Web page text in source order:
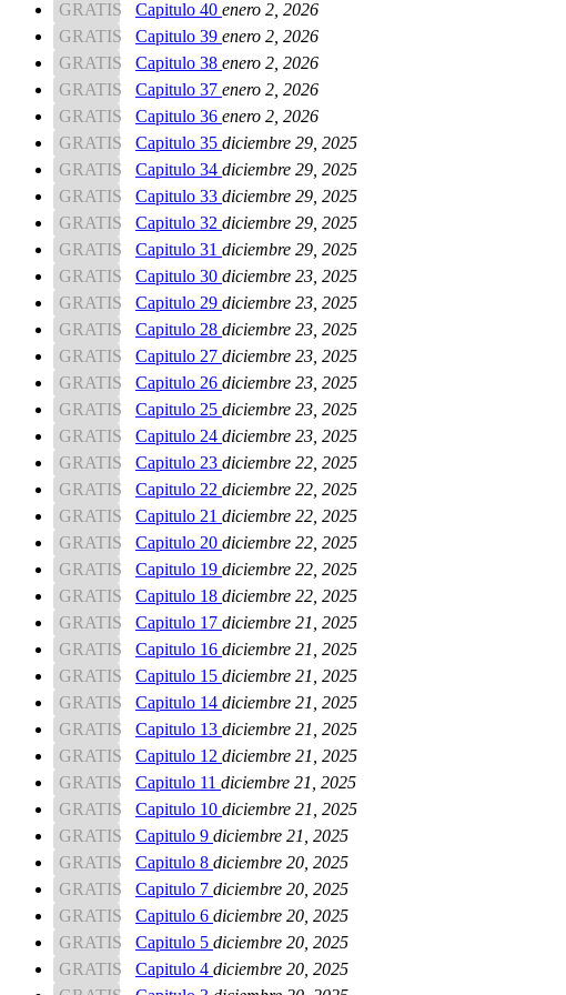
GRATIS
Capitulo 40 enero 2, 2026
GRATIS
Capitulo 39 enero 2, 2026
GRATIS
Capitulo 38 enero 2, 2026
GRATIS
Capitulo 37 enero 2, 2026
GRATIS
Capitulo 36 enero 2, 2026
GRATIS
Capitulo 35 diciembre 29, 2025
GRATIS
Capitulo 34 diciembre 29, 2025
GRATIS
Capitulo 33 diciembre 29, 2025
GRATIS
Capitulo 32 diciembre 29, 2025
GRATIS
Capitulo 31 diciembre 29, 2025
GRATIS
Capitulo 30 diciembre 23, 2025
GRATIS
Capitulo 29 diciembre 23, 2025
GRATIS
Capitulo 28 diciembre 23, 2025
GRATIS
Capitulo 27 diciembre 23, 2025
GRATIS
Capitulo 26 diciembre 23, 2025
GRATIS
Capitulo 25 diciembre 23, 2025
GRATIS
Capitulo 24 diciembre 23, 2025
GRATIS
Capitulo 23 diciembre 22, 2025
GRATIS
Capitulo 22 diciembre 22, 2025
GRATIS
Capitulo 21 diciembre 22, 2025
GRATIS
Capitulo 20 diciembre 22, 2025
GRATIS
Capitulo 19 diciembre 22, 2025
GRATIS
Capitulo 18 diciembre 22, 2025
GRATIS
Capitulo 17 diciembre 21, 2025
GRATIS
Capitulo 16 diciembre 21, 2025
GRATIS
Capitulo 15 diciembre 21, 2025
GRATIS
Capitulo 14 diciembre 21, 2025
GRATIS
Capitulo 13 diciembre 21, 2025
GRATIS
Capitulo 12 diciembre 21, 2025
GRATIS
Capitulo 11 diciembre 21, 2025
GRATIS
Capitulo 10 diciembre 21, 2025
GRATIS
Capitulo 9 diciembre 21, 2025
GRATIS
Capitulo 8 diciembre 20, 2025
GRATIS
Capitulo 7 diciembre 20, 2025
GRATIS
Capitulo 6 diciembre 20, 2025
GRATIS
Capitulo 5 diciembre 20, 2025
GRATIS
Capitulo 4 diciembre 20, 2025